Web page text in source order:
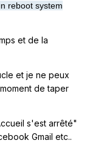
reboot system
et de la
et je ne peux
de taper
s'est arrêté"
Gmail etc..